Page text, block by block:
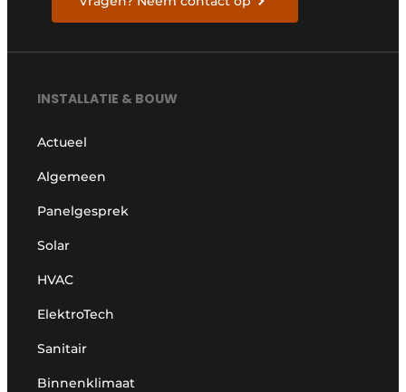
INSTALLATIE & BOUW
Actueel
Algemeen
Panelgesprek
Solar
HVAC
ElektroTech
Sanitair
Binnenklimaat